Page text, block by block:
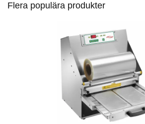
Flera populära produkter